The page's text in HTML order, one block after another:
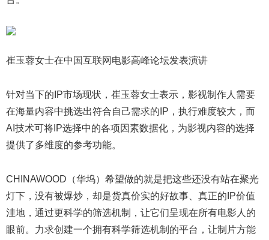
崔玉蓉女士在中国互联网电影高峰论坛发表演讲
针对当下的IP市场现状，崔玉蓉女士表示，影视制作人需要
在海量内容中挑选出符合自己需求的IP，执行难度较大，而
AI技术可将IP选择中的各项因素数据化，为影视内容的选择
提供了多维度的参考功能。
CHINAWOOD（华坞）希望做的就是把这些还没有站在聚光
灯下，没有被爆炒，却是货真价实的好故事、真正的IP价值
洼地，通过更科学的筛选机制，让它们呈现在所有电影人的
眼前。力求创建一个拥有科学筛选机制的平台，让制片方能